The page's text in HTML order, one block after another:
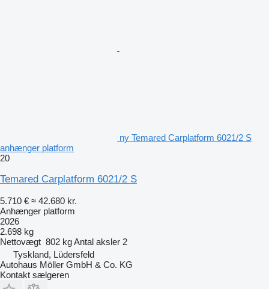
ny Temared Carplatform 6021/2 S
anhænger platform
20
Temared Carplatform 6021/2 S
5.710 € ≈ 42.680 kr.
Anhænger platform
2026
2.698 kg
Nettovægt 802 kgAntal aksler 2
Tyskland, Lüdersfeld
Autohaus Möller GmbH & Co. KG
Kontakt sælgeren